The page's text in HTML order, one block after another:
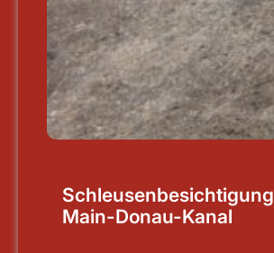
Schleusenbesichtigung
Main-Donau-Kanal